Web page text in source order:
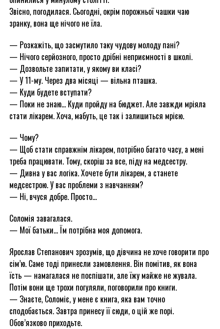
Звісно, погодилася. Сьогодні, окрім порожньої чашки чаю
зранку, вона ще нічого не їла.
— Розкажіть, що засмутило таку чудову молоду пані?
— Нічого серйозного, просто дрібні неприємності в школі.
— Дозвольте запитати, у якому ви класі?
— У 11-му. Через два місяці — вільна пташка.
— Куди будете вступати?
— Поки не знаю… Куди пройду на бюджет. Але завжди мріяла
стати лікарем. Хоча, мабуть, це так і залишиться мрією.
— Чому?
— Щоб стати справжнім лікарем, потрібно багато часу, а мені
треба працювати. Тому, скоріш за все, піду на медсестру.
— Дивна у вас логіка. Хочете бути лікарем, а станете
медсестрою. У вас проблеми з навчанням?
— Ні, вчуся добре. Просто…
Соломія завагалася.
— Мої батьки… Їм потрібна моя допомога.
Ярослав Степанович зрозумів, що дівчина не хоче говорити про
сім’ю. Саме тоді принесли замовлення. Він помітив, як вона
їсть — намагалася не поспішати, але їжу майже не жувала.
Потім вони ще трохи погуляли, поговорили про книги.
— Знаєте, Соломіє, у мене є книга, яка вам точно
сподобається. Завтра принесу її сюди, о цій же порі.
Обов’язково приходьте.